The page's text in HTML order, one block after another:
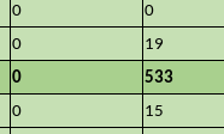
0
0
0
19
0
533
0
15